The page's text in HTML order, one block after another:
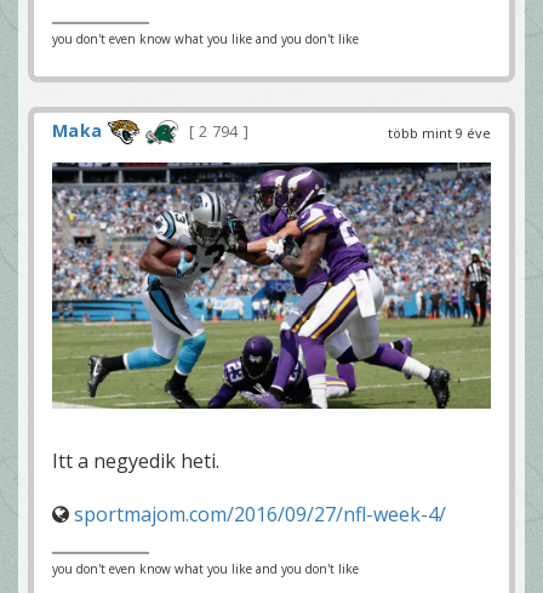
you don't even know what you like and you don't like
több mint 9 éve
Maka 2 794
Itt a negyedik heti.
sportmajom.com/2016/09/27/nfl-week-4/
you don't even know what you like and you don't like